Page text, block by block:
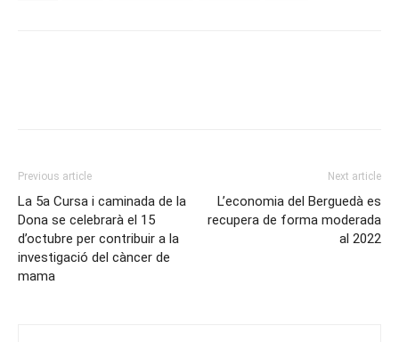
Previous article
La 5a Cursa i caminada de la
Dona se celebrarà el 15
d’octubre per contribuir a la
investigació del càncer de
mama
Next article
L’economia del Berguedà es
recupera de forma moderada
al 2022